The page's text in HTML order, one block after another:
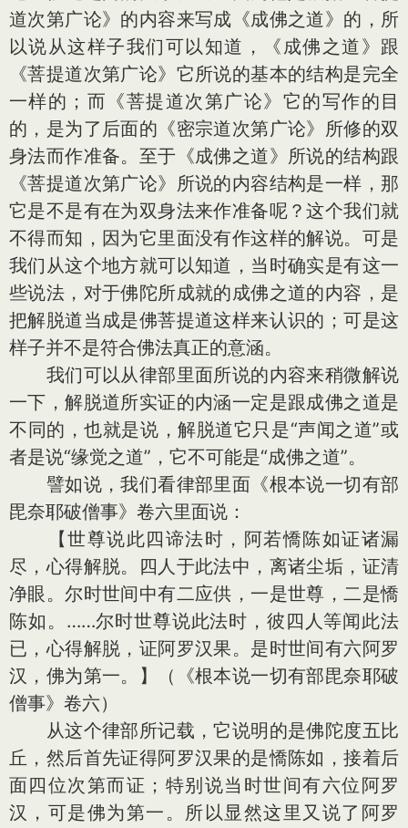
道次第广论》的内容来写成《成佛之道》的，所
以说从这样子我们可以知道，《成佛之道》跟
《菩提道次第广论》它所说的基本的结构是完全
一样的；而《菩提道次第广论》它的写作的目
的，是为了后面的《密宗道次第广论》所修的双
身法而作准备。至于《成佛之道》所说的结构跟
《菩提道次第广论》所说的内容结构是一样，那
它是不是有在为双身法来作准备呢？这个我们就
不得而知，因为它里面没有作这样的解说。可是
我们从这个地方就可以知道，当时确实是有这一
些说法，对于佛陀所成就的成佛之道的内容，是
把解脱道当成是佛菩提道这样来认识的；可是这
样子并不是符合佛法真正的意涵。
我们可以从律部里面所说的内容来稍微解说
一下，解脱道所实证的内涵一定是跟成佛之道是
不同的，也就是说，解脱道它只是“声闻之道”或
者是说“缘觉之道”，它不可能是“成佛之道”。
譬如说，我们看律部里面《根本说一切有部
毘奈耶破僧事》卷六里面说：
【世尊说此四谛法时，阿若憍陈如证诸漏
尽，心得解脱。四人于此法中，离诸尘垢，证清
净眼。尔时世间中有二应供，一是世尊，二是憍
陈如。……尔时世尊说此法时，彼四人等闻此法
已，心得解脱，证阿罗汉果。是时世间有六阿罗
汉，佛为第一。】（《根本说一切有部毘奈耶破
僧事》卷六）
从这个律部所记载，它说明的是佛陀度五比
丘，然后首先证得阿罗汉果的是憍陈如，接着后
面四位次第而证；特别说当时世间有六位阿罗
汉，可是佛为第一。所以显然这里又说了阿罗